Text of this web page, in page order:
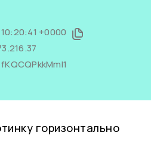
+0000
fKQCQPkkMmI1
горизонтально